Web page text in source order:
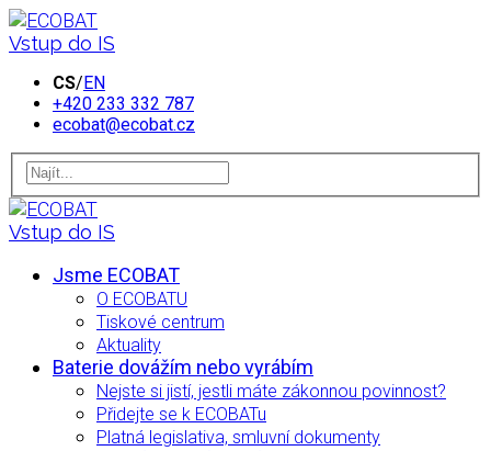
Vstup do IS
CS/EN
+420 233 332 787
ecobat@ecobat.cz
Vstup do IS
Jsme ECOBAT
O ECOBATU
Tiskové centrum
Aktuality
Baterie dovážím nebo vyrábím
Nejste si jistí, jestli máte zákonnou povinnost?
Přidejte se k ECOBATu
Platná legislativa, smluvní dokumenty